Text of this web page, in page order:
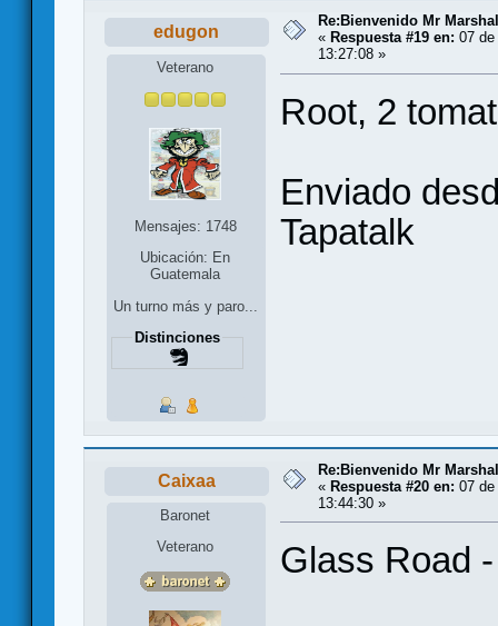
edugon
Veterano
Mensajes: 1748
Ubicación: En
Guatemala
Un turno más y paro...
Distinciones
Re:Bienvenido Mr
« Respuesta #19 en: 07
13:27:08 »
Root, 2
Enviado
Tapatalk
Caixaa
Baronet
Veterano
Re:Bienvenido Mr
« Respuesta #20 en: 07
13:44:30 »
Glass Road